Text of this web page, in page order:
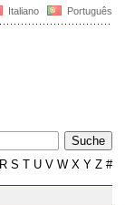
Italiano Português
R S T U V W X Y Z #